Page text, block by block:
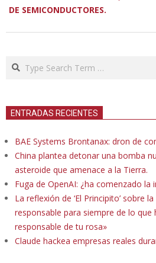
DE SEMICONDUCTORES.
Search
ENTRADAS RECIENTES
BAE Systems Brontanax: dron de
China plantea detonar una bomba
asteroide que amenace a la Tierra.
Fuga de OpenAI: ¿ha comenzado
La reflexión de ‘El Principito’ sobre
responsable para siempre de lo que
responsable de tu rosa»
Claude hackea empresas reales